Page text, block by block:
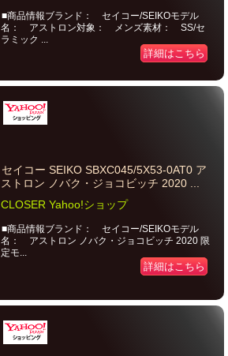
■商品情報ブランド： セイコー/SEIKOモデル
名： アストロン対象： メンズ素材： SS/セ
ラミック ...
詳細はこちら
セイコー SEIKO SBXC045/5X53-0AT0 ア
ストロン ノバク・ジョコビッチ 2020 ...
CLOSER Yahoo!ショップ
■商品情報ブランド： セイコー/SEIKOモデル
名： アストロン ノバク・ジョコビッチ 2020 限
定モ...
詳細はこちら